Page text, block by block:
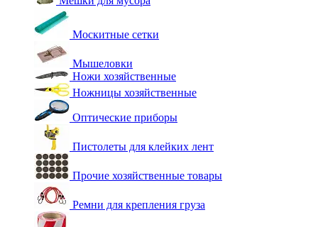
Москитные сетки
Мышеловки
Ножи хозяйственные
Ножницы хозяйственные
Оптические приборы
Пистолеты для клейких лент
Прочие хозяйственные товары
Ремни для крепления груза